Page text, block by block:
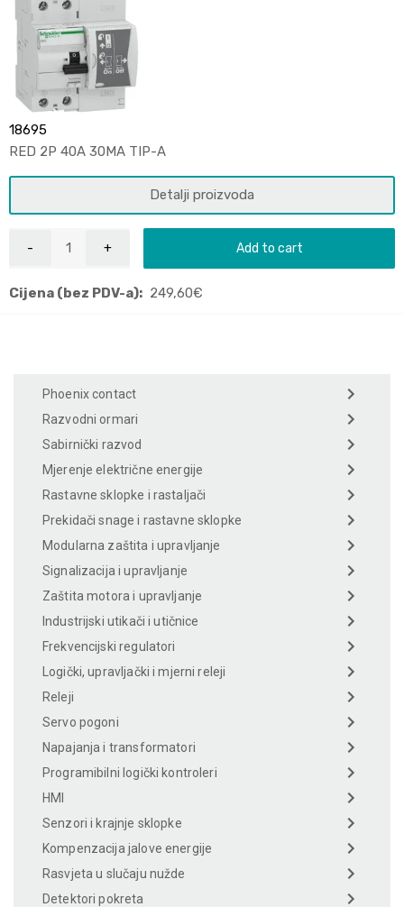
18695
RED 2P 40A 30MA TIP-A
Detalji proizvoda
Add to cart
Cijena (bez PDV-a): 249,60€
Phoenix contact
Razvodni ormari
Sabirnički razvod
Mjerenje električne energije
Rastavne sklopke i rastaljači
Prekidači snage i rastavne sklopke
Modularna zaštita i upravljanje
Signalizacija i upravljanje
Zaštita motora i upravljanje
Industrijski utikači i utičnice
Frekvencijski regulatori
Logički, upravljački i mjerni releji
Releji
Servo pogoni
Napajanja i transformatori
Programibilni logički kontroleri
HMI
Senzori i krajnje sklopke
Kompenzacija jalove energije
Rasvjeta u slučaju nužde
Detektori pokreta